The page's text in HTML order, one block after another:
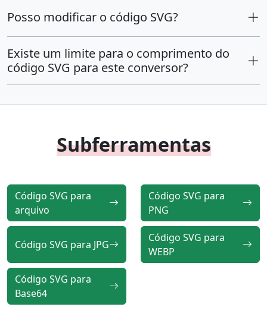
Posso modificar o código SVG?
Existe um limite para o comprimento do
código SVG para este conversor?
Subferramentas
Código SVG para
arquivo
Código SVG para
PNG
Código SVG para JPG
Código SVG para
WEBP
Código SVG para
Base64